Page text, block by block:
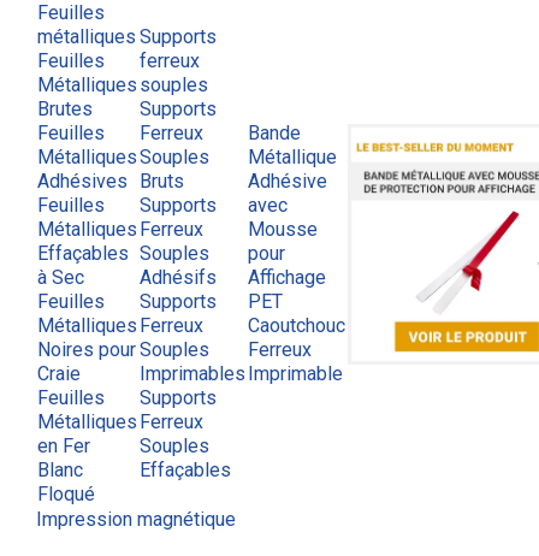
Feuilles
métalliques
Feuilles
Métalliques
Brutes
Feuilles
Métalliques
Adhésives
Feuilles
Métalliques
Effaçables
à Sec
Feuilles
Métalliques
Noires pour
Craie
Feuilles
Métalliques
en Fer
Blanc
Floqué
Supports
ferreux
souples
Supports
Ferreux
Souples
Bruts
Supports
Ferreux
Souples
Adhésifs
Supports
Ferreux
Souples
Imprimables
Supports
Ferreux
Souples
Effaçables
Bande
Métallique
Adhésive
avec
Mousse
pour
Affichage
PET
Caoutchouc
Ferreux
Imprimable
Impression magnétique